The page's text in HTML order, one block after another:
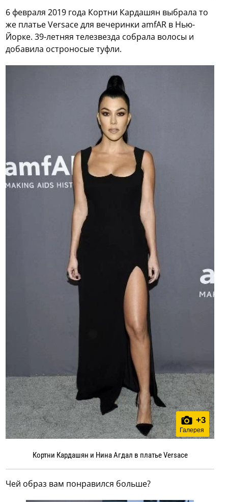
6 февраля 2019 года Кортни Кардашян выбрала то
же платье Versace для вечеринки amfAR в Нью-
Йорке. 39-летняя телезвезда собрала волосы и
добавила остроносые туфли.
+3
Галерея
Кортни Кардашян и Нина Агдал в платье Versace
Чей образ вам понравился больше?